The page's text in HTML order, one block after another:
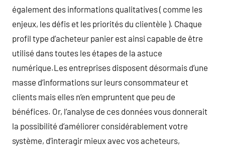
également des informations qualitatives ( comme les
enjeux, les défis et les priorités du clientèle ). Chaque
profil type d’acheteur panier est ainsi capable de être
utilisé dans toutes les étapes de la astuce
numérique.Les entreprises disposent désormais d’une
masse d’informations sur leurs consommateur et
clients mais elles n’en empruntent que peu de
bénéfices. Or, l’analyse de ces données vous donnerait
la possibilité d’améliorer considérablement votre
système, d’interagir mieux avec vos acheteurs,